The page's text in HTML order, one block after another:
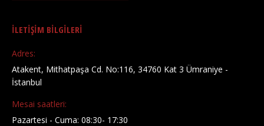
İLETİŞİM BİLGİLERİ
Adres:
Atakent, Mithatpaşa Cd. No:116, 34760 Kat 3 Ümraniye -
İstanbul
Mesai saatleri:
Pazartesi - Cuma: 08:30- 17:30